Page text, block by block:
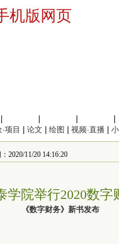
机版网页
项目 论文 绘图 视频·直播
2020/11/20 14:16:20
学院举行2020数字
《数字财务》新书发布